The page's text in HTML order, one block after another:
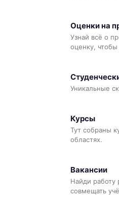
Оценки на
Узнай всё о
оценку,
Уникальные
Курсы
Тут собраны
областях.
Вакансии
Найди работу
совмещать